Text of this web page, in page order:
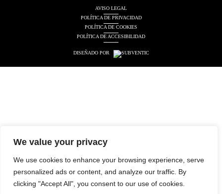
We value your privacy
We use cookies to enhance your browsing experience, serve
personalized ads or content, and analyze our traffic. By
clicking "Accept All", you consent to our use of cookies.
AVISO LEGAL
POLÍTICA DE PRIVACIDAD
POLÍTICA DE COOKIES
POLÍTICA DE ACCESIBILIDAD
DISEÑADO POR